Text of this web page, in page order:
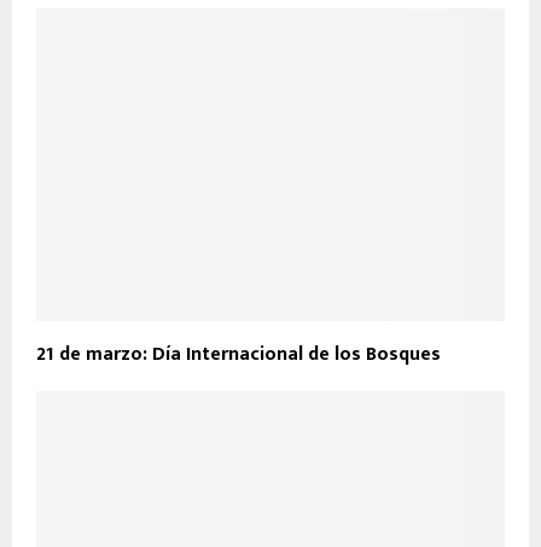
21 de marzo: Día Internacional de los Bosques